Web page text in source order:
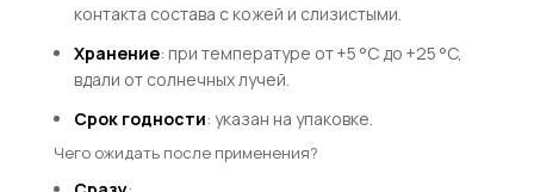
контакта состава с кожей и слизистыми.
Хранение: при температуре от +5 °C до +25 °C,
вдали от солнечных лучей.
Срок годности: указан на упаковке.
Чего ожидать после применения?